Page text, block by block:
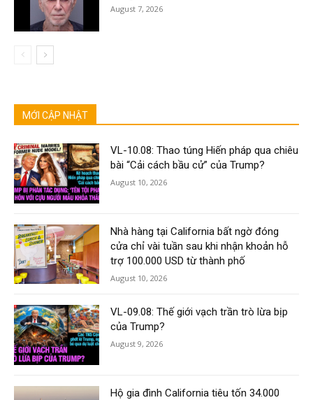
August 7, 2026
MỚI CẬP NHẬT
VL-10.08: Thao túng Hiến pháp qua chiêu
bài “Cải cách bầu cử” của Trump?
August 10, 2026
Nhà hàng tại California bất ngờ đóng
cửa chỉ vài tuần sau khi nhận khoản hỗ
trợ 100.000 USD từ thành phố
August 10, 2026
VL-09.08: Thế giới vạch trần trò lừa bịp
của Trump?
August 9, 2026
Hộ gia đình California tiêu tốn 34.000